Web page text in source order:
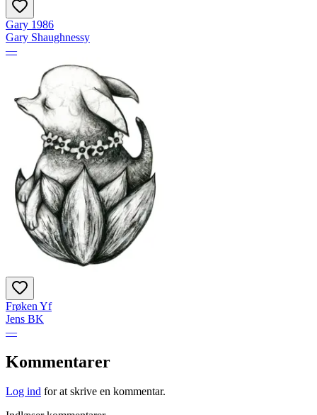
Gary 1986
Gary Shaughnessy
—
Frøken Yf
Jens BK
—
Kommentarer
Log ind for at skrive en kommentar.